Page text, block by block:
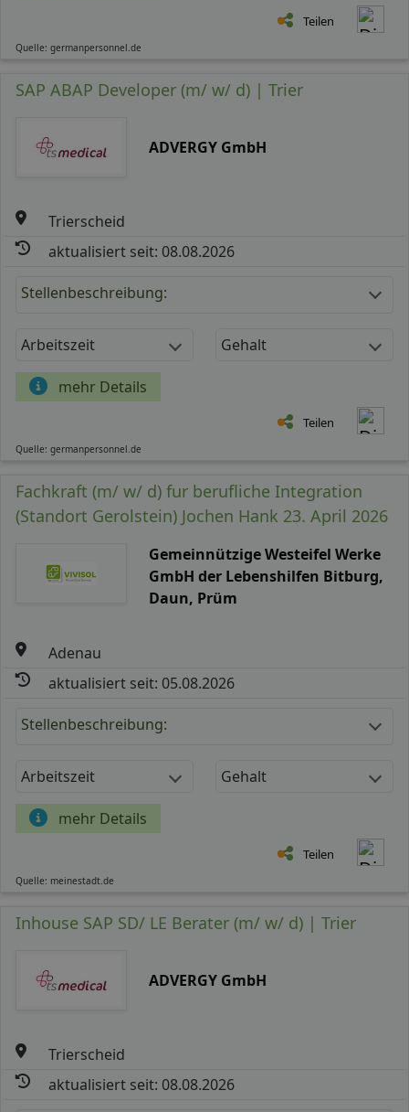
Teilen
Quelle: germanpersonnel.de
SAP ABAP Developer (m/ w/ d) | Trier
ADVERGY GmbH
Trierscheid
aktualisiert seit: 08.08.2026
Stellenbeschreibung:
Arbeitszeit Gehalt
mehr Details
Teilen
Quelle: germanpersonnel.de
Fachkraft (m/ w/ d) fur berufliche Integration
(Standort Gerolstein) Jochen Hank 23. April 2026
Gemeinnützige Westeifel Werke
GmbH der Lebenshilfen Bitburg,
Daun, Prüm
Adenau
aktualisiert seit: 05.08.2026
Stellenbeschreibung:
Arbeitszeit Gehalt
mehr Details
Teilen
Quelle: meinestadt.de
Inhouse SAP SD/ LE Berater (m/ w/ d) | Trier
ADVERGY GmbH
Trierscheid
aktualisiert seit: 08.08.2026